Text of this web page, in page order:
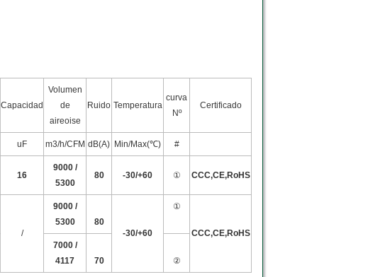
Capacidad
Volumen
de
aireoise
Ruido Temperatura
curva
Nº
Certificado
uF m3/h/CFM dB(A) Min/Max(℃) #
16
9000 /
5300
80 -30/+60 ① CCC,CE,RoHS
/
9000 /
5300
80
-30/+60
①
CCC,CE,RoHS
7000 /
4117
70 ②